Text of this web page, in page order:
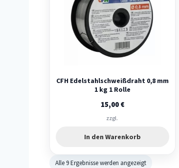
CFH Edelstahlschweißdraht 0,8 mm
1 kg 1 Rolle
15,00 €
zzgl.
In den Warenkorb
Alle 9 Ergebnisse werden angezeigt